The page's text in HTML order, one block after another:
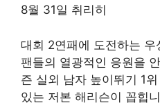
8월 31일 취리히
대회 2연패에 도전하는
팬들의 열광적인 응원을
즌 실외 남자 높이뛰기 1
있는 저본 해리슨이 꼽힙